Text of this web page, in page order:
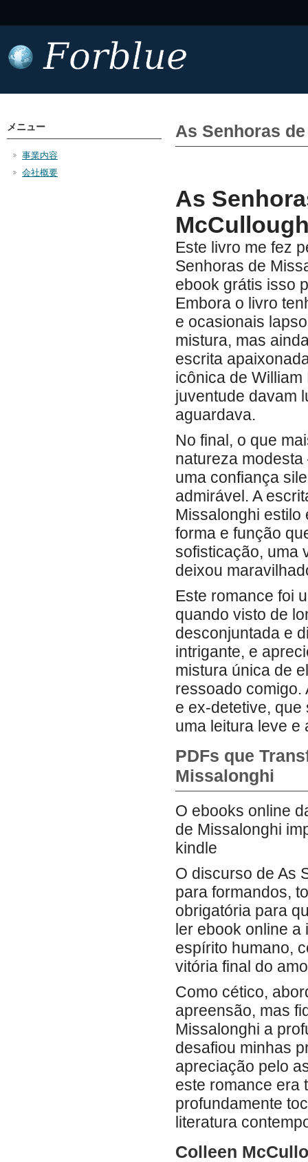
As Senhoras
As
Este livro me fez
Senhoras de
ebook grátis isso
Embora o livro
e ocasionais
mistura, mas
escrita
icônica de
juventude davam
aguardava.
No final, o que
natureza
uma confiança
admirável. A
Missalonghi estilo
forma e função
sofisticação, uma
deixou
Este romance foi
quando visto de
desconjuntada e
intrigante, e
mistura única de
ressoado comigo.
e ex-detetive, que
uma leitura leve e
PDFs que
Missalonghi
O ebooks online
de Missalonghi
kindle
O discurso de As
para formandos,
obrigatória para
ler ebook online a
espírito humano,
vitória final do
Como cético,
apreensão, mas
Missalonghi a
desafiou minhas
apreciação pelo
este romance era
profundamente
literatura
Colleen
メニュー
事業内容
会社概要